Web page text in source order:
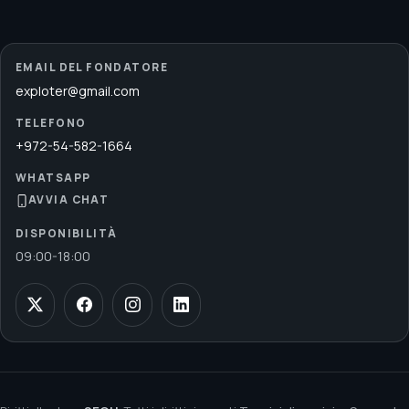
EMAIL DEL FONDATORE
exploter@gmail.com
TELEFONO
+972-54-582-1664
WHATSAPP
AVVIA CHAT
DISPONIBILITÀ
09:00-18:00